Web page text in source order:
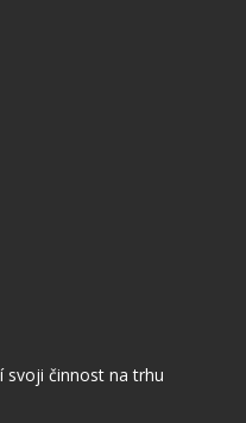
svoji činnost na trhu